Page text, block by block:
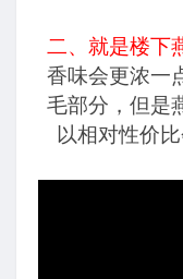
二、就是楼下
香味会更浓一
毛部分，但是
以相对性价